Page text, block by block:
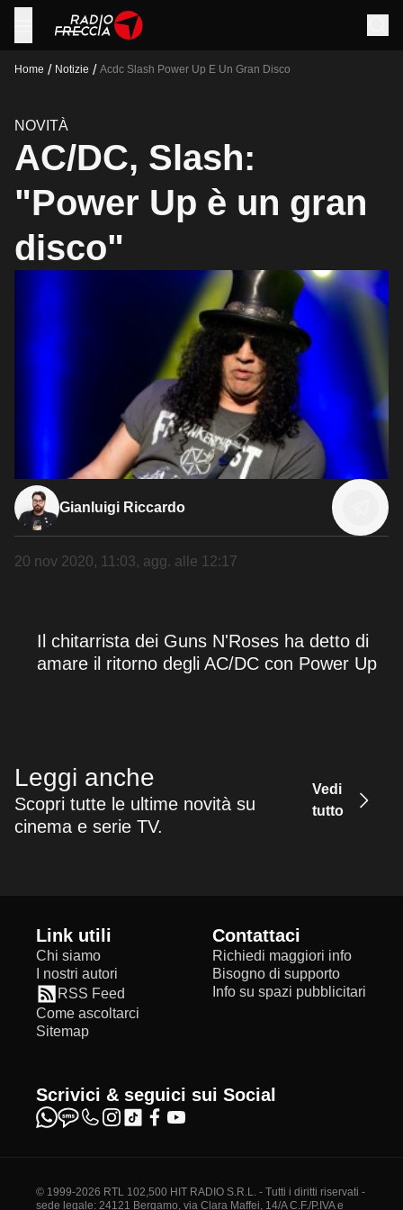
Home / Notizie / Acdc Slash Power Up E Un Gran Disco
NOVITÀ
AC/DC, Slash:
"Power Up è un gran
disco"
Gianluigi Riccardo
20 nov 2020, 11:03, agg. alle 12:17
Il chitarrista dei Guns N'Roses ha detto di
amare il ritorno degli AC/DC con Power Up
Leggi anche
Scopri tutte le ultime novità su
cinema e serie TV.
Vedi
tutto
Link utili
Chi siamo
I nostri autori
RSS Feed
Come ascoltarci
Sitemap
Contattaci
Richiedi maggiori info
Bisogno di supporto
Info su spazi pubblicitari
Scrivici & seguici sui Social
© 1999-2026 RTL 102,500 HIT RADIO S.R.L. - Tutti i diritti riservati -
sede legale: 24121 Bergamo, via Clara Maffei, 14/A C.F./P.IVA e